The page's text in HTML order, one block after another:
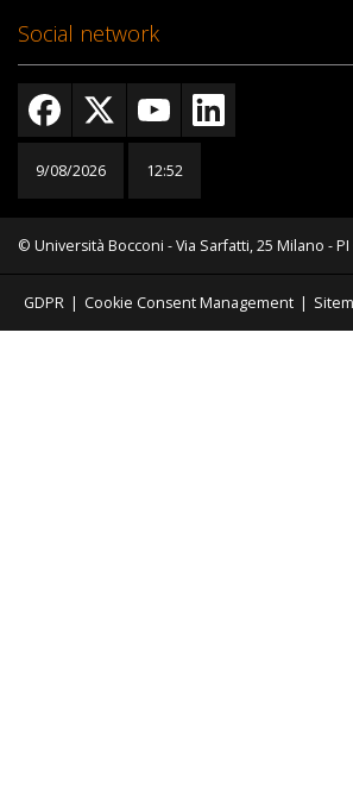
Social network
9/08/2026 12:52
© Università Bocconi - Via Sarfatti, 25 Milano - PI
GDPR | Cookie Consent Management |